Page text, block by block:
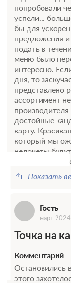
попробовали
успели...
бы для
предложения
подать в
меню было
интересно.
дня, то
представлено
ассортимент
производителя
достойные
карту.
который мы
недочеты
хотели
Показать
Гость
март 2024
Точка на
Комментарий
Остановились
этого